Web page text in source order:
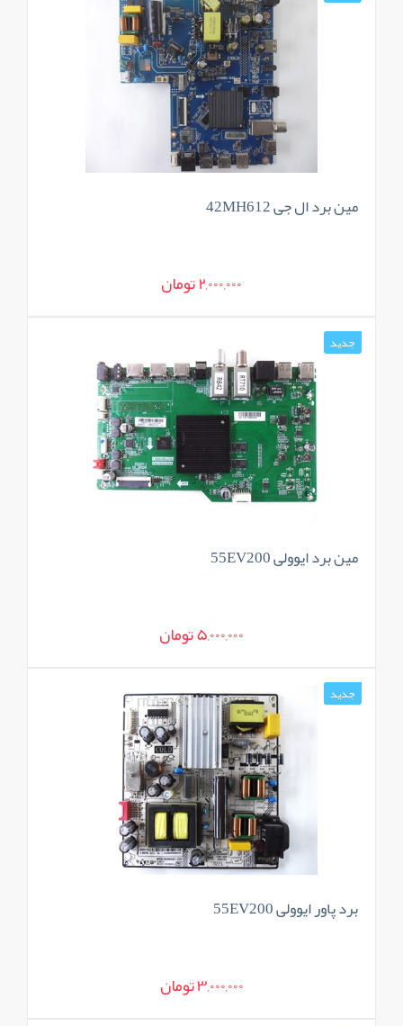
مین برد ال جی 42MH612
2,000,000 تومان
جدید
مین برد ایوولی 55EV200
5,000,000 تومان
جدید
برد پاور ایوولی 55EV200
3,000,000 تومان